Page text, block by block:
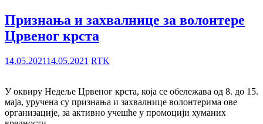
Признања и захвалнице за волонтере
Црвеног крста
14.05.202114.05.2021 RTK
У оквиру Недеље Црвеног крста, која се обележава од 8. до 15.
маја, уручена су признања и захвалнице волонтерима ове
организације, за активно учешће у промоцији хуманих